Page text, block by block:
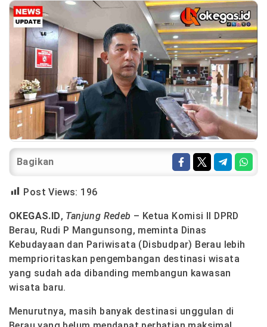
Bagikan
Post Views: 196
OKEGAS.ID, Tanjung Redeb – Ketua Komisi II DPRD
Berau, Rudi P Mangunsong, meminta Dinas
Kebudayaan dan Pariwisata (Disbudpar) Berau lebih
memprioritaskan pengembangan destinasi wisata
yang sudah ada dibanding membangun kawasan
wisata baru.
Menurutnya, masih banyak destinasi unggulan di